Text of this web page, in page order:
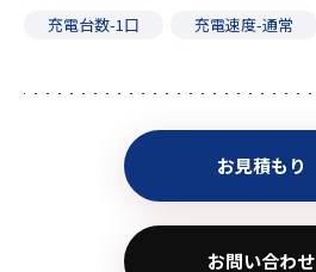
充電台数-1口 充電速度-通常
お見積もり
お問い合わせ